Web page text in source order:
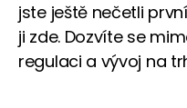
jste ještě nečetli
ji zde. Dozvíte se
regulaci a vývoj na